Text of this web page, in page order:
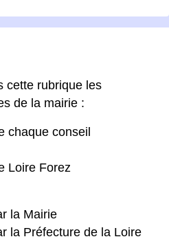
cette rubrique les
de la mairie :
chaque conseil
Loire Forez
la Mairie
la Préfecture de la Loire